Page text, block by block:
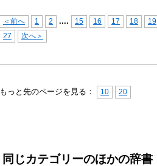
＜前へ 1 2 .... 15 16 17 18 19
27
次へ＞
もっと先のページを見る： 10 20
同じカテゴリーのほかの辞書